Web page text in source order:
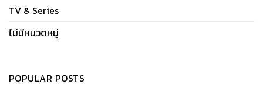
TV & Series
ไม่มีหมวดหมู่
POPULAR POSTS